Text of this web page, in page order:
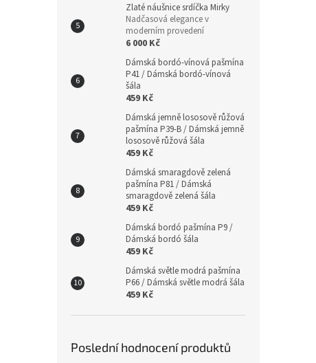
Zlaté náušnice srdíčka Mirky
Nadčasová elegance v
moderním provedení
6 000 Kč
Dámská bordó-vínová pašmína
P41 / Dámská bordó-vínová
šála
459 Kč
Dámská jemně lososově růžová
pašmína P39-B / Dámská jemně
lososově růžová šála
459 Kč
Dámská smaragdově zelená
pašmína P81 / Dámská
smaragdově zelená šála
459 Kč
Dámská bordó pašmína P9 /
Dámská bordó šála
459 Kč
Dámská světle modrá pašmína
P66 / Dámská světle modrá šála
459 Kč
Poslední hodnocení produktů